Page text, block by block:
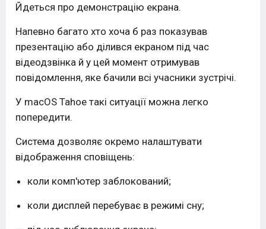
Йдеться про демонстрацію екрана.
Напевно багато хто хоча б раз показував
презентацію або ділився екраном під час
відеодзвінка й у цей момент отримував
повідомлення, яке бачили всі учасники зустрічі.
У macOS Tahoe такі ситуації можна легко
попередити.
Система дозволяє окремо налаштувати
відображення сповіщень:
коли комп'ютер заблокований;
коли дисплей перебуває в режимі сну;